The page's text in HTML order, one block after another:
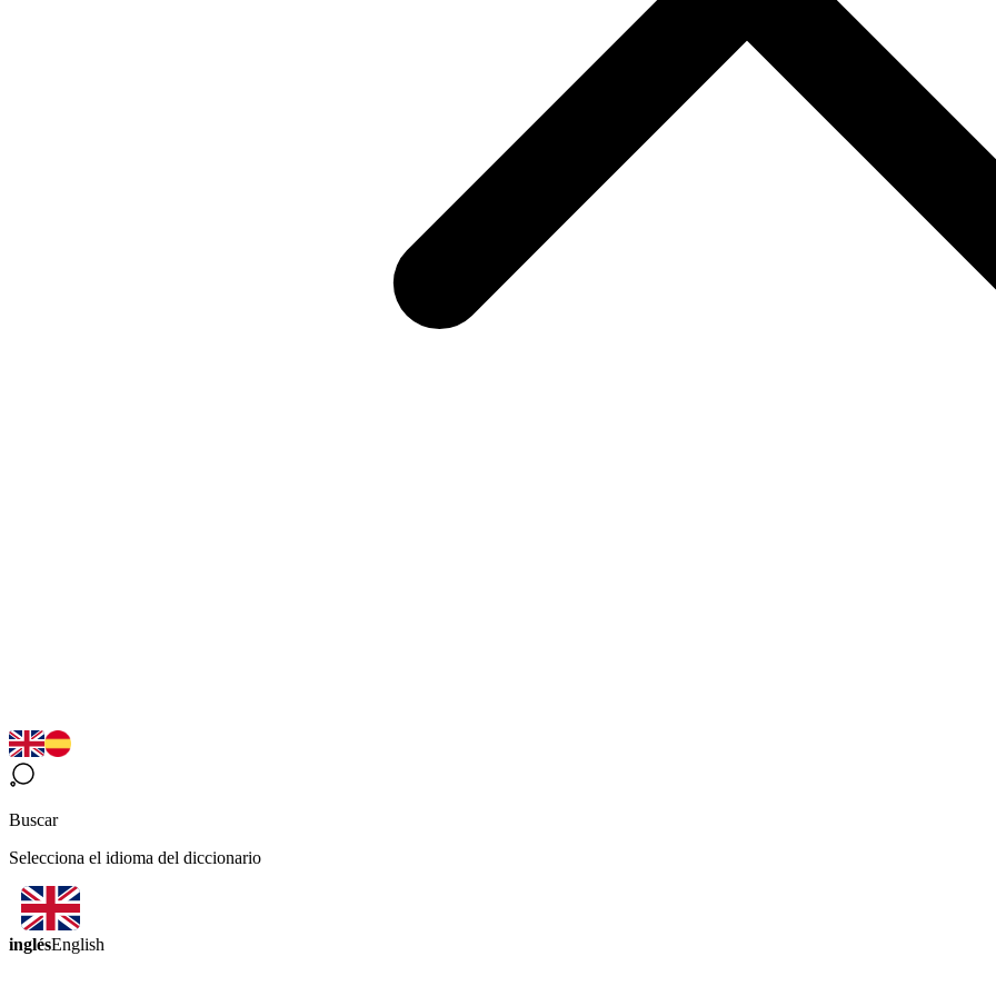
Buscar
Selecciona el idioma del diccionario
inglésEnglish